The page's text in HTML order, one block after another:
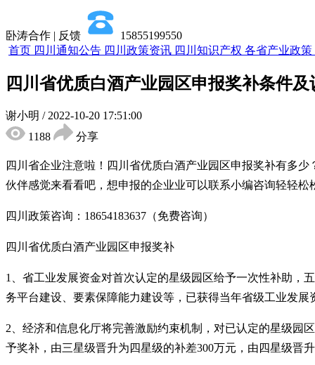
卧涛合作 | 反馈
15855199550
首页 四川通知公告 四川政策资讯 四川知识产权 各省产业政策
四川省优质白酒产业园区申报奖补条件
谢小明 / 2022-10-20 17:51:00
1188
分享
四川省企业注意啦！四川省优质白酒产业园区申报奖补有多
伙伴感觉来看看吧，想申报的企业业可以联系小编咨询轻轻松
四川政策咨询：18654183637（免费咨询）
四川省优质白酒产业园区申报奖补
1、省工业发展资金对首次认定的星级园区给予一次性补助，
务平台建设、要素保障能力建设等，已获得当年省级工业发
2、经济和信息化厅将完善激励约束机制，对已认定的星级园
予奖补，由三星级晋升为四星级的补差300万元，由四星级晋